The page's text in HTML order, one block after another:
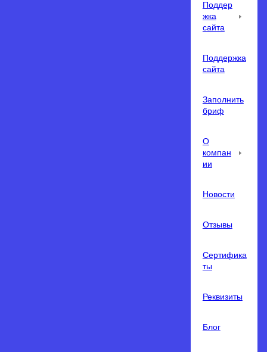
Поддер
жка
сайта
Поддержка
сайта
Заполнить
бриф
О
компан
ии
Новости
Отзывы
Сертифика
ты
Реквизиты
Блог